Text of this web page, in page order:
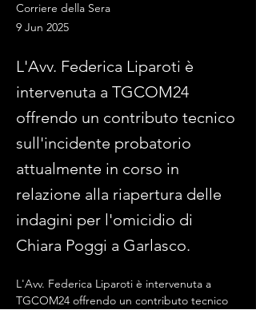
Corriere della Sera
9 Jun 2025
L'Avv. Federica Liparoti è
intervenuta a TGCOM24
offrendo un contributo tecnico
sull'incidente probatorio
attualmente in corso in
relazione alla riapertura delle
indagini per l'omicidio di
Chiara Poggi a Garlasco.
L'Avv. Federica Liparoti è intervenuta a
TGCOM24 offrendo un contributo tecnico